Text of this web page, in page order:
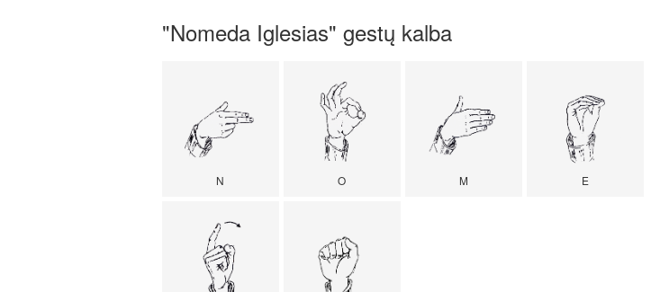
"Nomeda Iglesias" gestų kalba
N O M E